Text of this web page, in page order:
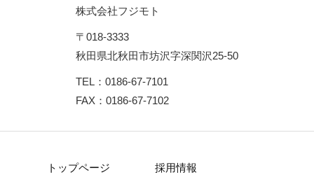
株式会社フジモト
〒018-3333
秋田県北秋田市坊沢字深関沢25-50
TEL：0186-67-7101
FAX：0186-67-7102
トップページ 採用情報